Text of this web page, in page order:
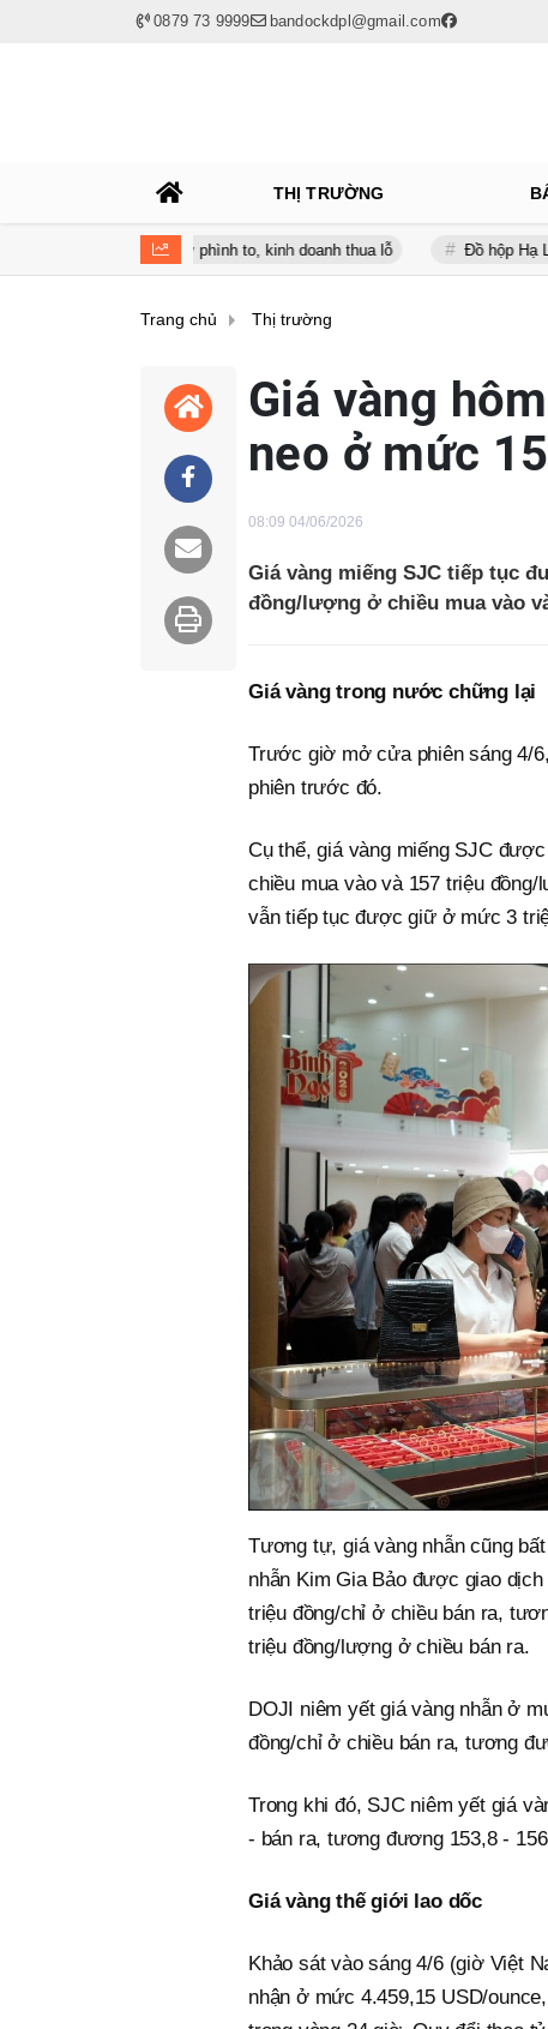
0879 73 9999 bandockdpl@gmail.com
THỊ TRƯỜNG
lúc nợ vay phình to, kinh doanh thua lỗ Đồ hộp Hạ Long (CAN)
Trang chủ Thị trường
Giá vàng
neo ở mức
08:09 04/06/2026
Giá vàng miếng SJC tiếp tục
đồng/lượng ở chiều mua vào
Giá vàng trong nước chững lại
Trước giờ mở cửa phiên sáng 4/
phiên trước đó.
Cụ thể, giá vàng miếng SJC
chiều mua vào và 157 triệu
vẫn tiếp tục được giữ ở mức 3
Tương tự, giá vàng nhẫn cũng
nhẫn Kim Gia Bảo được giao
triệu đồng/chỉ ở chiều bán ra,
triệu đồng/lượng ở chiều bán ra.
DOJI niêm yết giá vàng nhẫn ở
đồng/chỉ ở chiều bán ra, tương
Trong khi đó, SJC niêm yết giá
- bán ra, tương đương 153,8 -
Giá vàng thế giới lao dốc
Khảo sát vào sáng 4/6 (giờ Việt
nhận ở mức 4.459,15 USD/